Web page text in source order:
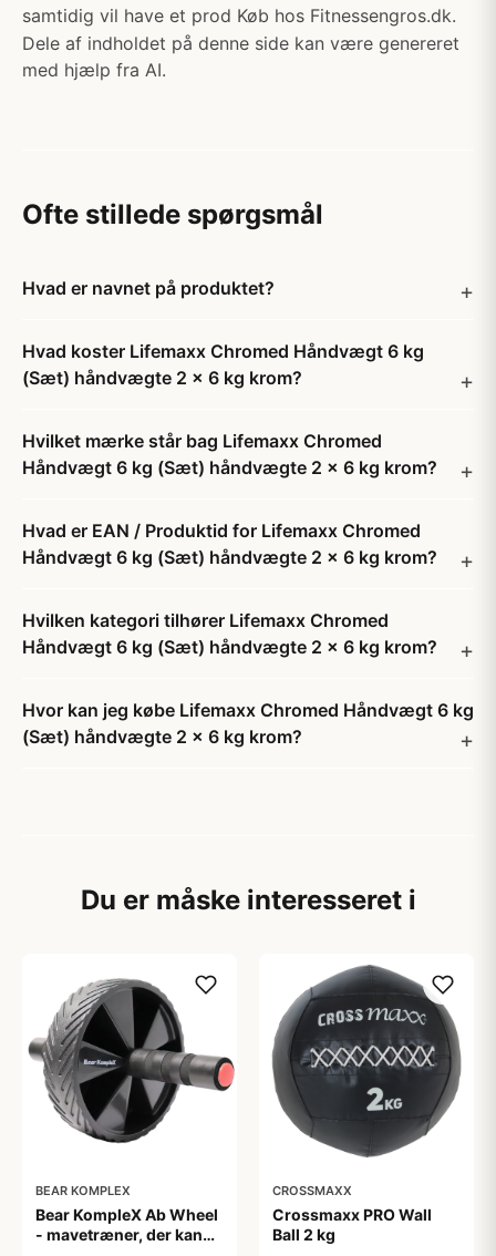
samtidig vil have et prod Køb hos Fitnessengros.dk.
Dele af indholdet på denne side kan være genereret
med hjælp fra AI.
Ofte stillede spørgsmål
Hvad er navnet på produktet?
Hvad koster Lifemaxx Chromed Håndvægt 6 kg
(Sæt) håndvægte 2 x 6 kg krom?
Hvilket mærke står bag Lifemaxx Chromed
Håndvægt 6 kg (Sæt) håndvægte 2 x 6 kg krom?
Hvad er EAN / Produktid for Lifemaxx Chromed
Håndvægt 6 kg (Sæt) håndvægte 2 x 6 kg krom?
Hvilken kategori tilhører Lifemaxx Chromed
Håndvægt 6 kg (Sæt) håndvægte 2 x 6 kg krom?
Hvor kan jeg købe Lifemaxx Chromed Håndvægt 6 kg
(Sæt) håndvægte 2 x 6 kg krom?
Du er måske interesseret i
BEAR KOMPLEX
Bear KompleX Ab Wheel
- mavetræner, der kan
CROSSMAXX
Crossmaxx PRO Wall
Ball 2 kg